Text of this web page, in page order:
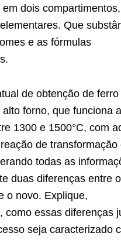
dois
Que
e as fórmulas
de obtenção de
forno, que funciona
1300 e 1500°C, com
de transformação
todas as
duas diferenças entre o
o novo. Explique,
como essas diferenças
seja caracterizado